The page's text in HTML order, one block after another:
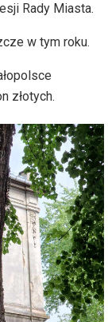
Rady Miasta.
w tym roku.
złotych.